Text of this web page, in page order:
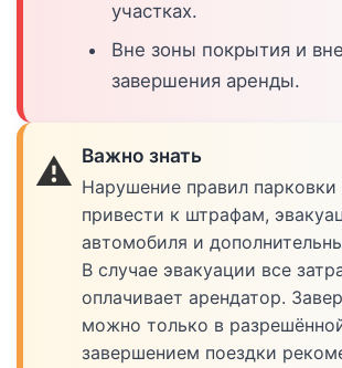
участках.
Вне зоны покрытия и
завершения аренды.
⚠️ Важно знать
Нарушение правил
привести к штрафам,
автомобиля и
В случае эвакуации все
оплачивает арендатор.
можно только в
завершением поездки